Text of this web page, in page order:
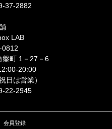
37-2882
LAB
0812
盤町 1－27－6
20:00
日は営業）
22-2945
会員登録